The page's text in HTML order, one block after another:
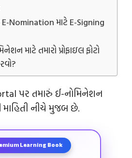
Nomination માટે E-Signing
માટે તમારો પ્રોફાઇલ ફોટો
તમારું ઈ-નોમિનેશન
માહિતી નીચે મુજબ છે.
Learning Book